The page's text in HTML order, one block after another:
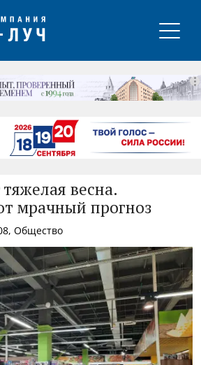
весна.
мрачный прогноз
Общество